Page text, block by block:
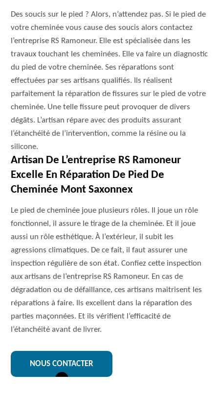
Des soucis sur le pied ? Alors, n’attendez pas. Si le pied de
votre cheminée vous cause des soucis alors contactez
l’entreprise RS Ramoneur. Elle est spécialisée dans les
travaux touchant les cheminées. Elle va faire un diagnostic
du pied de votre cheminée. Ses réparations sont
effectuées par ses artisans qualifiés. Ils réalisent
parfaitement la réparation de fissures sur le pied de votre
cheminée. Une telle fissure peut provoquer de divers
dégâts. L’artisan répare avec des produits assurant
l’étanchéité de l’intervention, comme la résine ou la
silicone.
Artisan De L’entreprise RS Ramoneur
Excelle En Réparation De Pied De
Cheminée Mont Saxonnex
Le pied de cheminée joue plusieurs rôles. Il joue un rôle
fonctionnel, il assure le tirage de la cheminée. Et il joue
aussi un rôle esthétique. À l’extérieur, il subit les
agressions climatiques. De ce fait, il faut assurer une
inspection régulière de son état. Confiez cette inspection
aux artisans de l’entreprise RS Ramoneur. En cas de
dégradation ou de défaillance, ces artisans maitrisent les
réparations à faire. Ils excellent dans la réparation des
parties maçonnées. Et ils vérifient l’efficacité de
l’étanchéité avant de livrer.
NOUS CONTACTER